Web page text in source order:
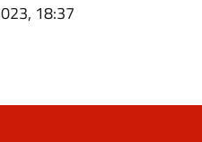
18:37